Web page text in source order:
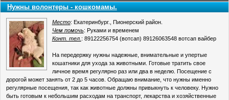
Нужны волонтеры - кошкомамы.
Место: Екатеринбург., Пионерский район.
Чем помочь: Руками и временем
Конт. тел. : 89122256754 (вотсап) 89126063548 вотсап вайбер
На передержку нужны надежные, внимательные и упертые
кошатники для ухода за животными. Готовые тратить свое
личное время регулярно раз или два в неделю. Посещение с
дорогой может занять от 2 до 5 часов. Обращаю внимание, что нужны именно
регулярные посещения, так как животные должны привыкнуть к человеку. Нужно
быть готовым к небольшим расходам на транспорт, лекарства и хозяйственные